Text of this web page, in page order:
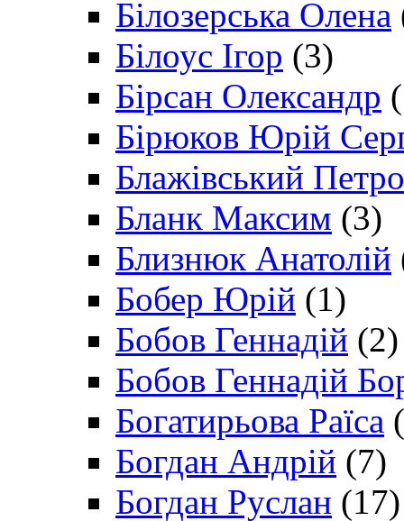
Білозерська Олена
Білоус Ігор (3)
Бірсан Олександр
Бірюков Юрій
Блажівський Петро
Бланк Максим (3)
Близнюк Анатолій
Бобер Юрій (1)
Бобов Геннадій (2)
Бобов Геннадій
Богатирьова Раїса
Богдан Андрій (7)
Богдан Руслан (17)